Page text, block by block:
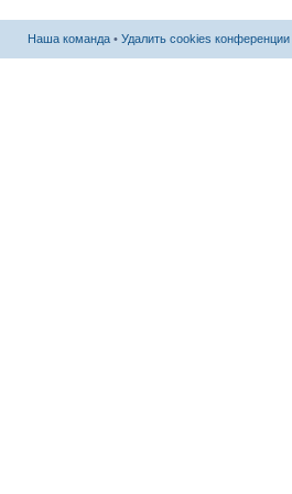
Наша команда • Удалить cookies конференции